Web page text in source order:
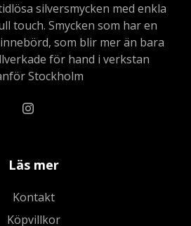
silversmycken med enkla
touch. Smycken som har en
som blir mer än bara
för hand i verkstan
Stockholm
Läs mer
Kontakt
Köpvillkor